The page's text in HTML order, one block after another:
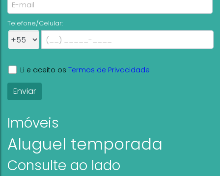
Telefone/Celular:
Li e aceito os Termos de Privacidade
Imóveis
Aluguel temporada
Consulte ao lado